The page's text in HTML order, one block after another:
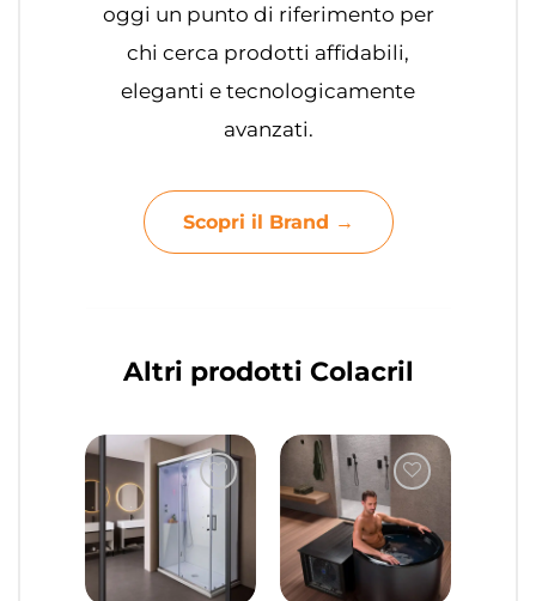
oggi un punto di riferimento per
chi cerca prodotti affidabili,
eleganti e tecnologicamente
avanzati.
Scopri il Brand →
Altri prodotti Colacril